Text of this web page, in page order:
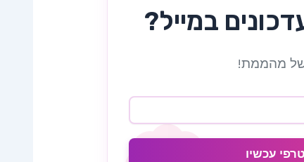
במייל?
של מהממת!
עכשיו